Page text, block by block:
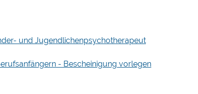
und Jugendlichenpsychotherapeut
- Bescheinigung vorlegen